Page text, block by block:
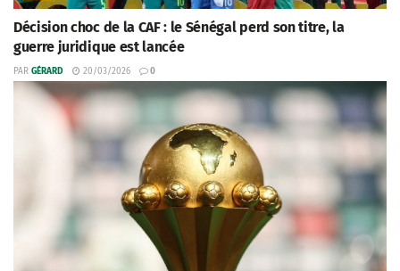
Décision choc de la CAF : le Sénégal perd son titre, la
guerre juridique est lancée
PAR GÉRARD 20/03/2026 0